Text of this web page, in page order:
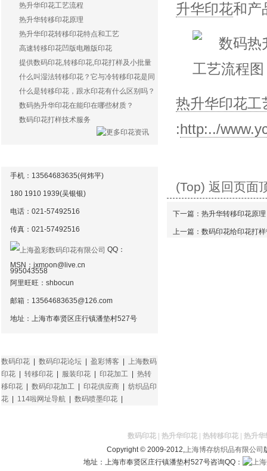
热升华印花工艺流程
热升华转移印花原理
热升华印花转移印花特点和工艺
高速转移印花凹版电雕版印花
提供数码印花,转移印花,印花打样及小批量
生产服务
什么叫湿法转移印花？它与冷转移印花是同
样一种印花方式吗？
什么是转移印花，跟水印花有什么区别吗？
数码热升华印花在能印在哪些材质？
数码印花打样技术服务
手机：13564683635(何炜平)
180 1910 1939(吴银银)
电话：021-57492516
传真：021-57492516
QQ：
995043558
MSN： jxmoon@live.cn
阿里旺旺：shbocun
邮箱： 13564683635@126.com
地址：上海市奉贤区庄行镇潘垫村527号
数码印花 数码印花论坛 盈彩博客
上海数码
印花
转移印花 服装印花 印花加工
热转
移印花
数码印花加工 印花供应商
纺织品印
花
114啦网址导航 数码喷墨印花
升华印花和产
热升华印花工
:http:../
(Top) 返回页面
下一篇： 热升华转移印花原理
上一篇： 数码印花给印花打
数码印花 热升华印花 热转移印花
热升华
Copyright © 2009-2012,上海博存纺织品有限公司
地址：上海市奉贤区庄行镇潘垫村527号咨询QQ：